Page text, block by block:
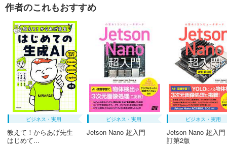
作者のこれもおすすめ
ビジネス・実用
教えて！からあげ先生
はじめて...
ビジネス・実用
Jetson Nano 超入門
ビジネス・実用
Jetson Nano 超入
訂第2版